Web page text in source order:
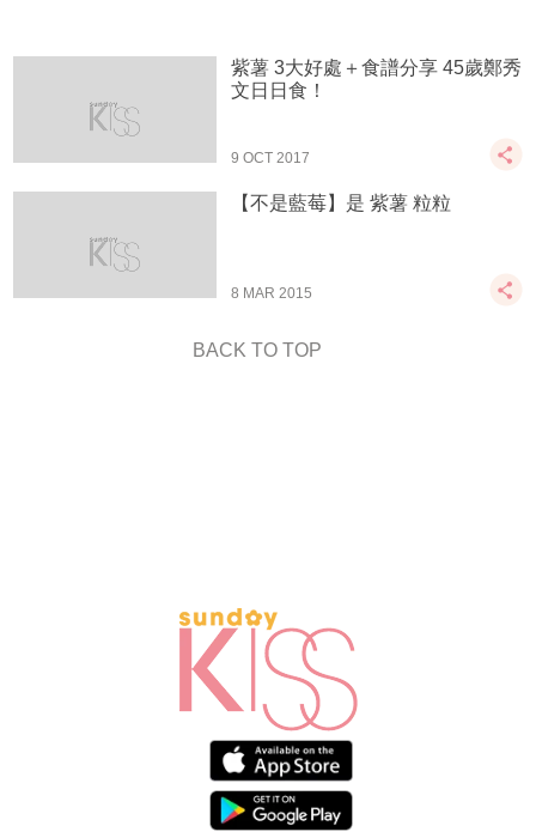
紫薯 3大好處＋食譜分享 45歲鄭秀
文日日食！
9 OCT 2017
【不是藍莓】是 紫薯 粒粒
8 MAR 2015
BACK TO TOP